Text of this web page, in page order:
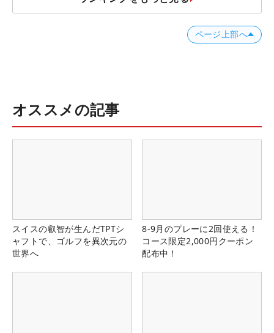
ページ上部へ
オススメの記事
スイスの叡智が生んだTPTシ
ャフトで、ゴルフを異次元の
世界へ
8-9月のプレーに2回使える！
コース限定2,000円クーポン
配布中！